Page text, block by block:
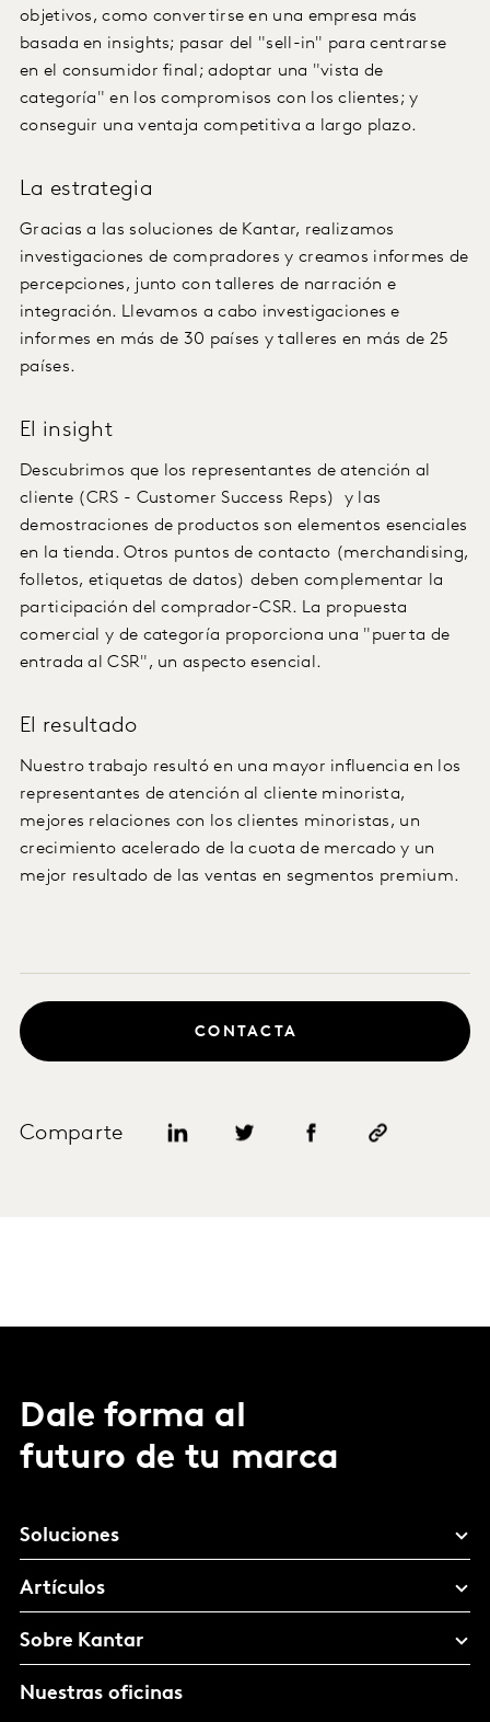
objetivos, como convertirse en una empresa más
basada en insights; pasar del "sell-in" para centrarse
en el consumidor final; adoptar una "vista de
categoría" en los compromisos con los clientes; y
conseguir una ventaja competitiva a largo plazo.
La estrategia
Gracias a las soluciones de Kantar, realizamos
investigaciones de compradores y creamos informes de
percepciones, junto con talleres de narración e
integración. Llevamos a cabo investigaciones e
informes en más de 30 países y talleres en más de 25
países.
El insight
Descubrimos que los representantes de atención al
cliente (CRS - Customer Success Reps) y las
demostraciones de productos son elementos esenciales
en la tienda. Otros puntos de contacto (merchandising,
folletos, etiquetas de datos) deben complementar la
participación del comprador-CSR. La propuesta
comercial y de categoría proporciona una "puerta de
entrada al CSR", un aspecto esencial.
El resultado
Nuestro trabajo resultó en una mayor influencia en los
representantes de atención al cliente minorista,
mejores relaciones con los clientes minoristas, un
crecimiento acelerado de la cuota de mercado y un
mejor resultado de las ventas en segmentos premium.
Comparte
CONTACTA
Dale forma al
futuro de tu marca
Soluciones
Artículos
Sobre Kantar
Nuestras oficinas